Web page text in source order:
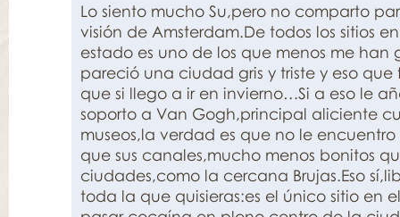
Lo siento mucho Su,pero no comparto
visión de Amsterdam.De todos los sitios
estado es uno de los que menos me han
pareció una ciudad gris y triste y eso que
que si llego a ir en invierno…Si a eso le
soporto a Van Gogh,principal aliciente
museos,la verdad es que no le
que sus canales,mucho menos bonitos
ciudades,como la cercana Brujas.Eso
toda la que quisieras:es el único sitio en